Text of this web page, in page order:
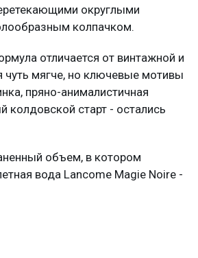
округлыми
колпачком.
отличается от винтажной и
чуть мягче, но ключевые мотивы
пряно-анималистичная
колдовской старт - остались
объем, в котором
вода Lancome Magie Noire -